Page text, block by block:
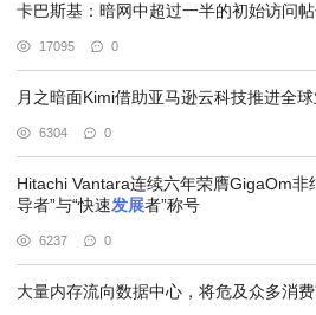
卡巴斯基：暗网中超过一半的初始访问
17095 0
月之暗面Kimi借助亚马逊云科技推进全
6304 0
Hitachi Vantara连续六年荣膺GigaOm非
导者”与“快速发展者”称号
6237 0
大量内存流向数据中心，将危及众多消